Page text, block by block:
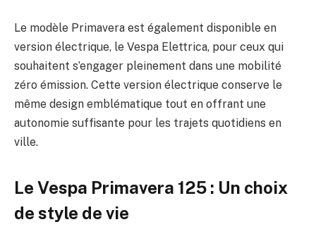
Le modèle Primavera est également disponible en
version électrique, le Vespa Elettrica, pour ceux qui
souhaitent s’engager pleinement dans une mobilité
zéro émission. Cette version électrique conserve le
même design emblématique tout en offrant une
autonomie suffisante pour les trajets quotidiens en
ville.
Le Vespa Primavera 125 : Un choix
de style de vie